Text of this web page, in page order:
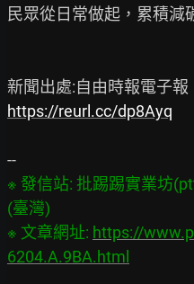
民眾從日常做起，累積減
https://reurl.cc/dp8Ayq
※ 發信站: 批踢踢實業坊
(臺灣)
※ 文章網址: https://
6204.A.9BA.html